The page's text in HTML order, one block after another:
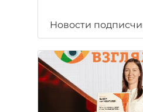
Новости